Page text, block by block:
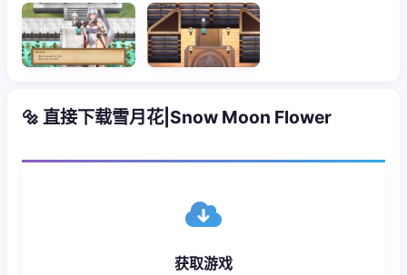
🔩 直接下载雪月花|Snow Moon Flower
获取游戏